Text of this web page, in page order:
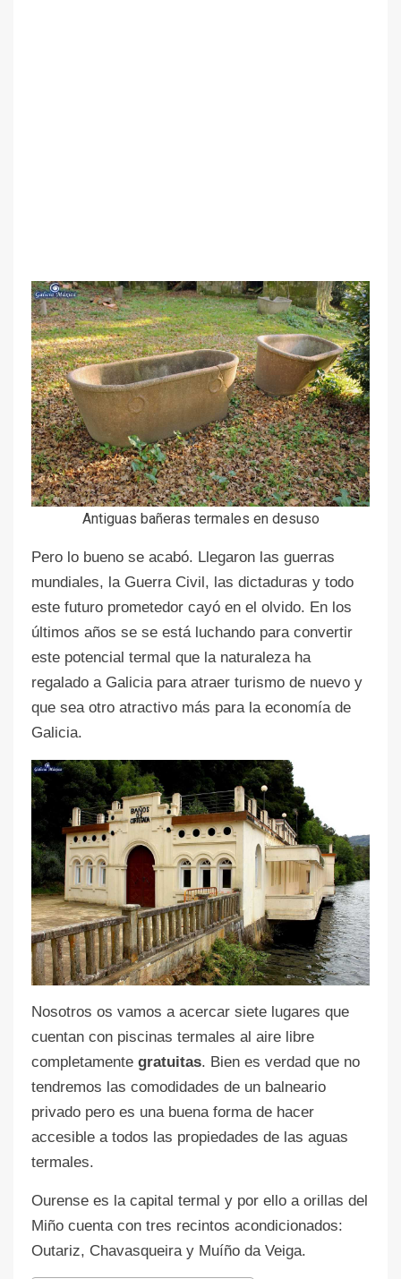
Antiguas bañeras termales en desuso
Pero lo bueno se acabó. Llegaron las guerras
mundiales, la Guerra Civil, las dictaduras y todo
este futuro prometedor cayó en el olvido. En los
últimos años se se está luchando para convertir
este potencial termal que la naturaleza ha
regalado a Galicia para atraer turismo de nuevo y
que sea otro atractivo más para la economía de
Galicia.
Nosotros os vamos a acercar siete lugares que
cuentan con piscinas termales al aire libre
completamente gratuitas. Bien es verdad que no
tendremos las comodidades de un balneario
privado pero es una buena forma de hacer
accesible a todos las propiedades de las aguas
termales.
Ourense es la capital termal y por ello a orillas del
Miño cuenta con tres recintos acondicionados:
Outariz, Chavasqueira y Muíño da Veiga.